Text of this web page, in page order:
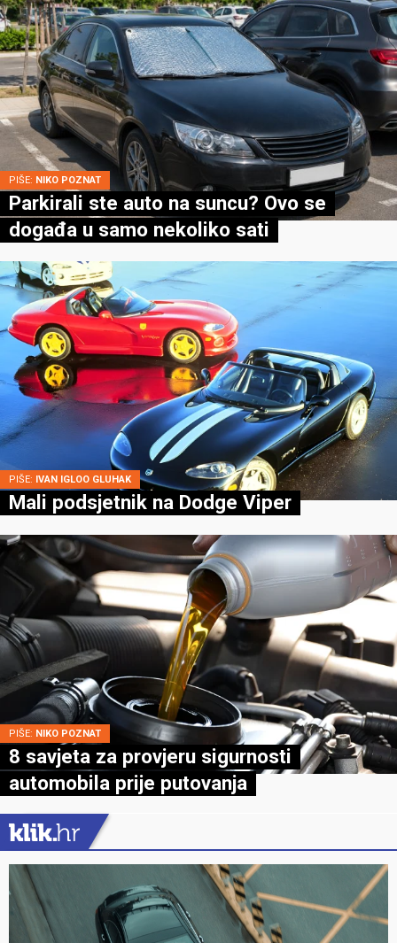
PIŠE: NIKO POZNAT
Parkirali ste auto na suncu? Ovo se
događa u samo nekoliko sati
PIŠE: IVAN IGLOO GLUHAK
Mali podsjetnik na Dodge Viper
PIŠE: NIKO POZNAT
8 savjeta za provjeru sigurnosti
automobila prije putovanja